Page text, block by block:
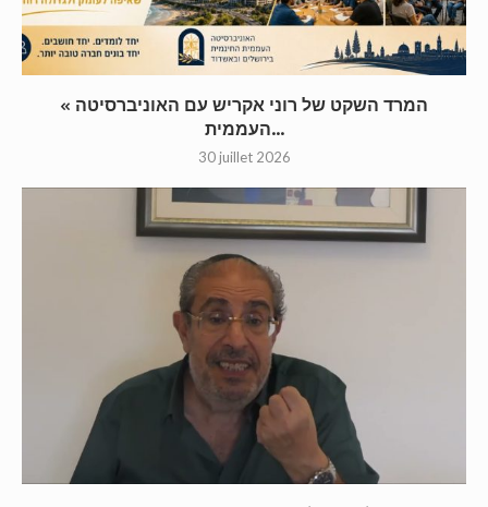
« המרד השקט של רוני אקריש עם האוניברסיטה
העממית...
30 juillet 2026